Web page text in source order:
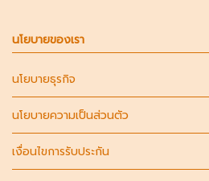
นโยบายของเรา
นโยบายธุรกิจ
นโยบายความเป็นส่วนตัว
เงื่อนไขการรับประกัน